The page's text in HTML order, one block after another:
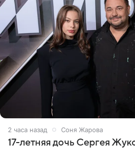
2 часа назад Соня Жарова
17-летняя дочь Сергея